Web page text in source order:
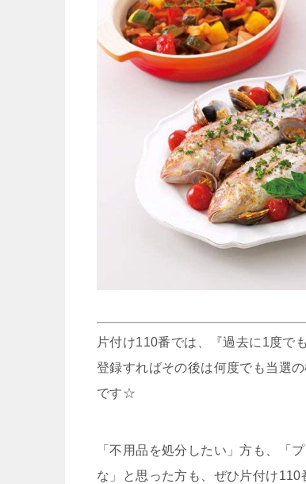
片付け110番では、『過去に1度で
登録すればその後は何度でも当選
です☆
「不用品を処分したい」方も、「
な」と思った方も、ぜひ片付け110